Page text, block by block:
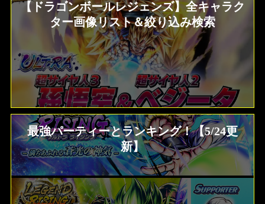
ガシャ(ガチャ)大当たり演出まとめ【7/8更
新】
【ドラゴンボールレジェンズ】全キャラク
ター画像リスト＆絞り込み検索